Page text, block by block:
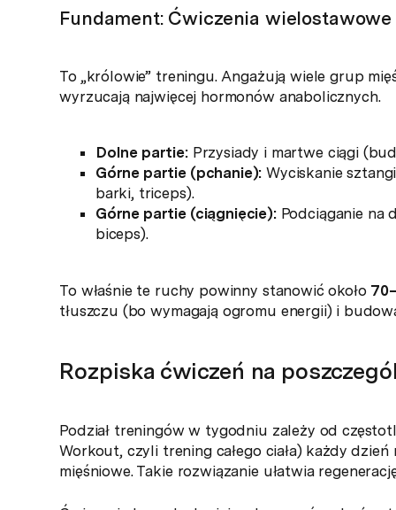
Fundament: Ćwiczenia wielostawowe
To „królowie” treningu. Angażują wiele grup
wyrzucają najwięcej hormonów anabolicznych.
Dolne partie:Przysiady i martwe ciągi
Górne partie (pchanie): Wyciskanie
barki, triceps).
Górne partie (ciągnięcie):Podciąganie na
biceps).
To właśnie te ruchy powinny stanowić około
tłuszczu (bo wymagają ogromu energii) i
Rozpiska ćwiczeń na
Podział treningów w tygodniu zależy od
Workout, czyli trening całego ciała) każdy
mięśniowe. Takie rozwiązanie ułatwia